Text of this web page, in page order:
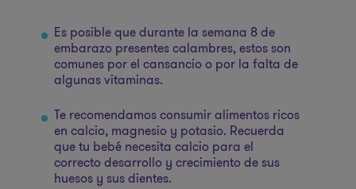
Es posible que durante la semana 8 de
embarazo presentes calambres, estos son
comunes por el cansancio o por la falta de
algunas vitaminas.
Te recomendamos consumir alimentos ricos
en calcio, magnesio y potasio. Recuerda
que tu bebé necesita calcio para el
correcto desarrollo y crecimiento de sus
huesos y sus dientes.